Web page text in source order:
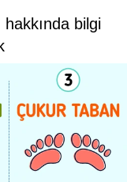
hakkında bilgi